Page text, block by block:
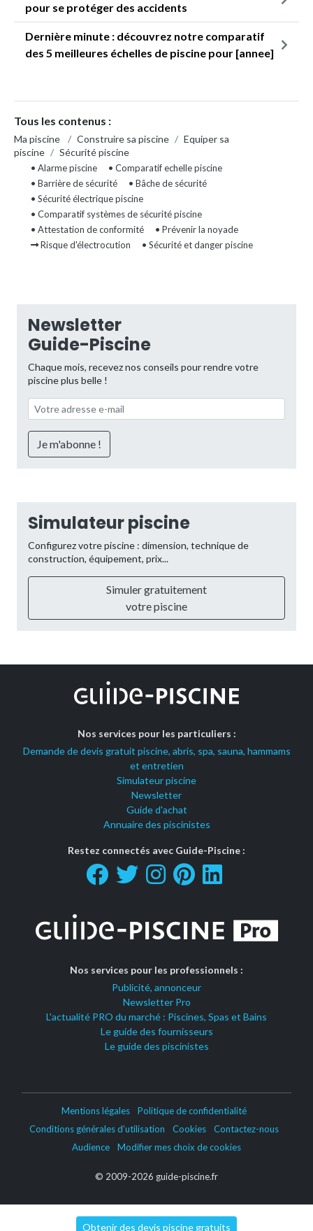
pour se protéger des accidents
Dernière minute : découvrez notre comparatif
des 5 meilleures échelles de piscine pour [annee]
Tous les contenus :
Ma piscine / Construire sa piscine / Equiper sa
piscine / Sécurité piscine
• Alarme piscine
• Comparatif echelle piscine
• Barrière de sécurité
• Bâche de sécurité
• Sécurité électrique piscine
• Comparatif systèmes de sécurité piscine
• Attestation de conformité
• Prévenir la noyade
Risque d'électrocution
• Sécurité et danger piscine
Newsletter
Guide-Piscine
Chaque mois, recevez nos conseils pour rendre votre
piscine plus belle !
Simulateur piscine
Configurez votre piscine : dimension, technique de
construction, équipement, prix...
Simuler gratuitement
votre piscine
Nos services pour les particuliers :
Demande de devis gratuit piscine, abris, spa, sauna, hammams
et entretien
Simulateur piscine
Newsletter
Guide d'achat
Annuaire des piscinistes
Restez connectés avec Guide-Piscine :
Nos services pour les professionnels :
Publicité, annonceur
Newsletter Pro
L'actualité PRO du marché : Piscines, Spas et Bains
Le guide des fournisseurs
Le guide des piscinistes
Mentions légales
Politique de confidentialité
Conditions générales d’utilisation
Cookies
Contactez-nous
Audience
Modifier mes choix de cookies
© 2009-2026 guide-piscine.fr
Obtenir des devis piscine gratuits